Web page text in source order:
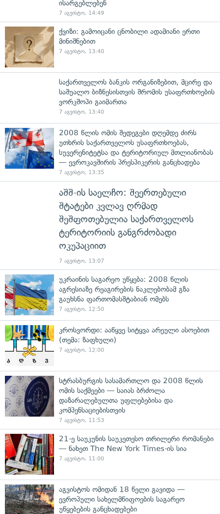
ისარგებლებენ
7 აგვისტო, 14:49
ქვიზი: გამოიცანი ცნობილი ადამიანი ერთი
მინიშნებით
7 აგვისტო, 13:40
საქართველოს ბანკის ორგანიზებით, მცირე და
საშუალო ბიზნესისთვის შრომის უსაფრთხოების
ვორკშოპი გაიმართა
7 აგვისტო, 13:40
2008 წლის ომის შედეგები დღემდე ძირს
უთხრის საქართველოს უსაფრთხოებას,
სუვერენიტეტსა და ტერიტორიულ მთლიანობას
— ევროკავშირის პრესპიკერის განცხადება
7 აგვისტო, 13:35
აშშ-ის საელჩო: შეერთებული
შტატები კვლავ ღრმად
შეშფოთებულია საქართველოს
ტერიტორიის განგრძობადი
ოკუპაციით
7 აგვისტო, 13:07
უკრაინის საგარეო უწყება: 2008 წლის
აგრესიაზე რეაგირების ნაკლებობამ გზა
გაუხსნა ფართომასშტაბიან ომებს
7 აგვისტო, 12:50
კროსვორდი: ააწყვე სიტყვა არეული ასოებით
(თემა: ზაფხული)
7 აგვისტო, 12:00
სტრასბურგის სასამართლო და 2008 წლის
ომის საქმეები — საიას ბრძოლა
დაზარალებულთა უფლებებისა და
კომპენსაციებისთვის
7 აგვისტო, 11:53
21-ე საუკუნის საუკეთესო თრილერი რომანები
— ნახეთ The New York Times-ის სია
7 აგვისტო, 11:00
აგვისტოს ომიდან 18 წელი გავიდა —
ევროპული სახელმწიფოების საგარეო
უწყებების განცხადებები